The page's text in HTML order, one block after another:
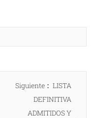
Siguiente
Entrada
siguiente:
LISTA
DEFINITIVA
ADMITIDOS Y